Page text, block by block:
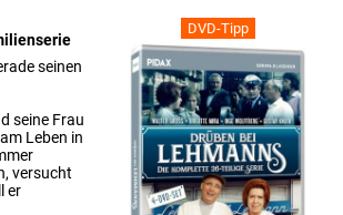
DVD-Tipp
seinen
seine Frau
Leben in
versucht
er